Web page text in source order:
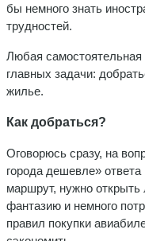
бы немного знать
трудностей.
Любая самостоятельная
главных задачи:
жилье.
Как добраться?
Оговорюсь сразу, на
города дешевле»
маршрут, нужно
фантазию и немного
правил покупки